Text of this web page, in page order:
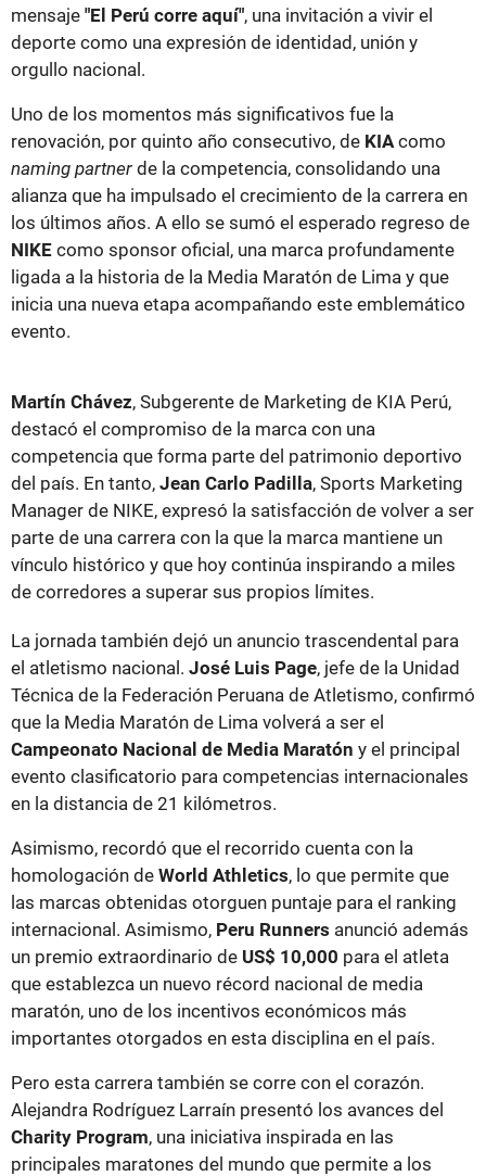
mensaje "El Perú corre aquí", una invitación a vivir el
deporte como una expresión de identidad, unión y
orgullo nacional.
Uno de los momentos más significativos fue la
renovación, por quinto año consecutivo, de KIA como
naming partner de la competencia, consolidando una
alianza que ha impulsado el crecimiento de la carrera en
los últimos años. A ello se sumó el esperado regreso de
NIKE como sponsor oficial, una marca profundamente
ligada a la historia de la Media Maratón de Lima y que
inicia una nueva etapa acompañando este emblemático
evento.
Martín Chávez, Subgerente de Marketing de KIA Perú,
destacó el compromiso de la marca con una
competencia que forma parte del patrimonio deportivo
del país. En tanto, Jean Carlo Padilla, Sports Marketing
Manager de NIKE, expresó la satisfacción de volver a ser
parte de una carrera con la que la marca mantiene un
vínculo histórico y que hoy continúa inspirando a miles
de corredores a superar sus propios límites.
La jornada también dejó un anuncio trascendental para
el atletismo nacional. José Luis Page, jefe de la Unidad
Técnica de la Federación Peruana de Atletismo, confirmó
que la Media Maratón de Lima volverá a ser el
Campeonato Nacional de Media Maratón y el principal
evento clasificatorio para competencias internacionales
en la distancia de 21 kilómetros.
Asimismo, recordó que el recorrido cuenta con la
homologación de World Athletics, lo que permite que
las marcas obtenidas otorguen puntaje para el ranking
internacional. Asimismo, Peru Runners anunció además
un premio extraordinario de US$ 10,000 para el atleta
que establezca un nuevo récord nacional de media
maratón, uno de los incentivos económicos más
importantes otorgados en esta disciplina en el país.
Pero esta carrera también se corre con el corazón.
Alejandra Rodríguez Larraín presentó los avances del
Charity Program, una iniciativa inspirada en las
principales maratones del mundo que permite a los